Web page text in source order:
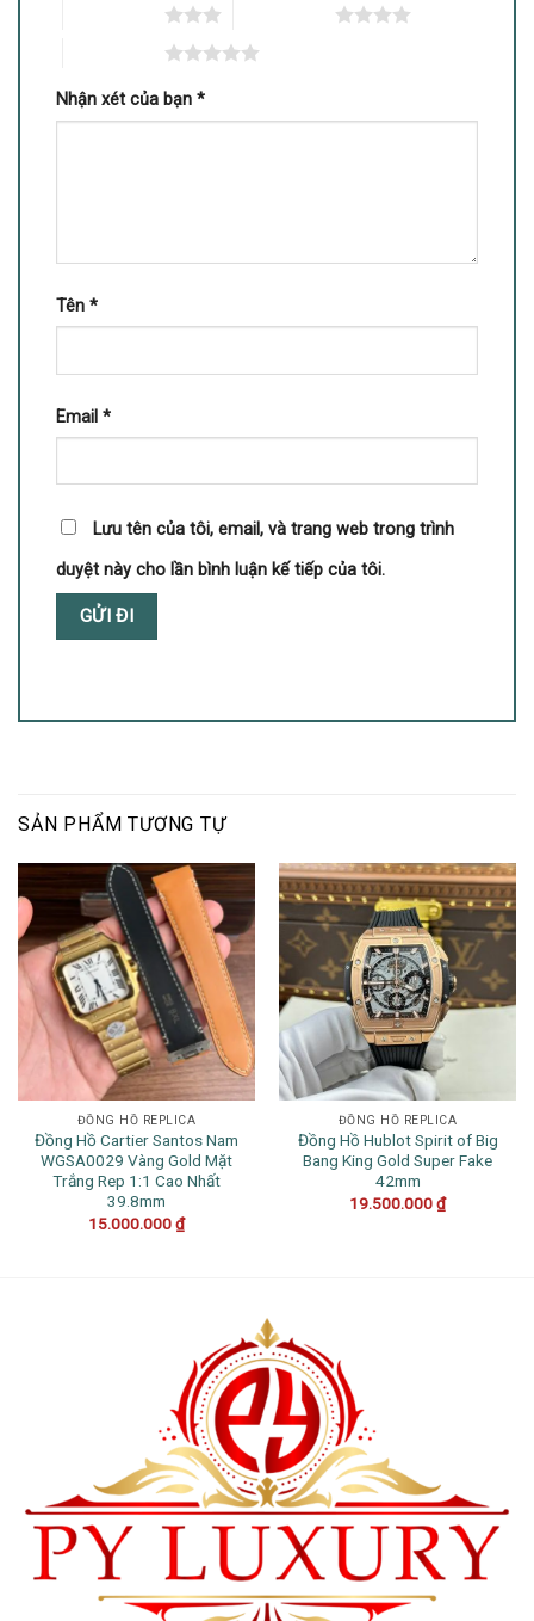
Nhận xét của bạn *
Tên *
Email *
Lưu tên của tôi, email, và trang web trong trình
duyệt này cho lần bình luận kế tiếp của tôi.
SẢN PHẨM TƯƠNG TỰ
ĐỒNG HỒ REPLICA
Đồng Hồ Cartier Santos Nam
WGSA0029 Vàng Gold Mặt
Trắng Rep 1:1 Cao Nhất
39.8mm
15.000.000₫
ĐỒNG HỒ REPLICA
Đồng Hồ Hublot Spirit of Big
Bang King Gold Super Fake
42mm
19.500.000₫